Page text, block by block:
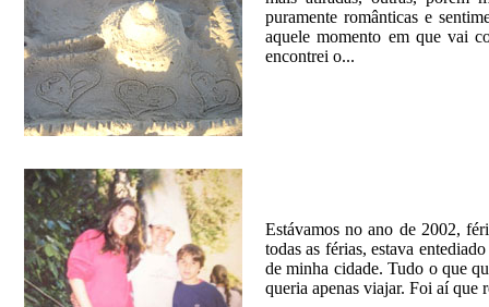
puramente românticas e
aquele momento em que vai
encontrei o...
Estávamos no ano de 2002,
todas as férias, estava
de minha cidade. Tudo o que
queria apenas viajar. Foi aí que